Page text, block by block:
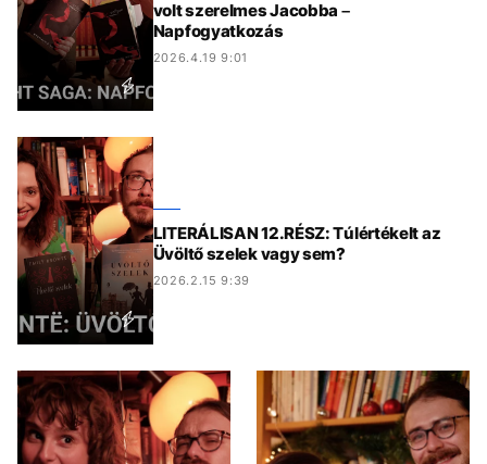
volt szerelmes Jacobba –
Napfogyatkozás
2026.4.19 9:01
LITERÁLISAN 12.RÉSZ: Túlértékelt az
Üvöltő szelek vagy sem?
2026.2.15 9:39